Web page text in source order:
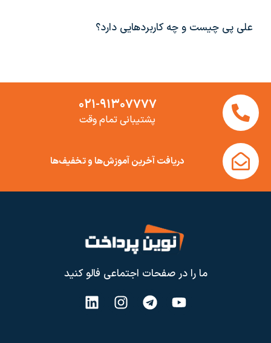
علی پی چیست و چه کاربردهایی دارد؟
۰۲۱-۹۱۳۰۷۷۷۷
پشتیبانی تمام وقت
دریافت آخرین آموزش‌ها و تخفیف‌ها
ما را در صفحات اجتماعی فالو کنید